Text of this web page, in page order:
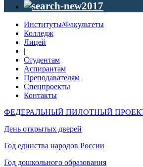
Институты/Факультеты
Колледж
Лицей
|
Студентам
Аспирантам
Преподавателям
Спецпроекты
Контакты
ФЕДЕРАЛЬНЫЙ ПИЛОТНЫЙ
День открытых дверей
Год единства народов России
Год дошкольного образования